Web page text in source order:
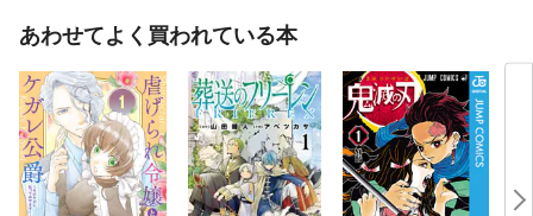
あわせてよく買われている本